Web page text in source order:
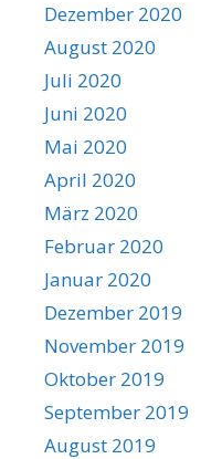
Dezember 2020
August 2020
Juli 2020
Juni 2020
Mai 2020
April 2020
März 2020
Februar 2020
Januar 2020
Dezember 2019
November 2019
Oktober 2019
September 2019
August 2019